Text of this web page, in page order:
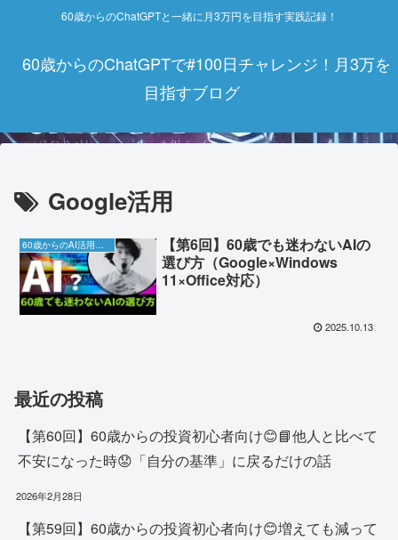
60歳からのChatGPTと一緒に月3万円を目指す実践記録！
60歳からのChatGPTで#100日チャレンジ！月3万を
目指すブログ
Google活用
【第6回】60歳でも迷わないAIの
選び方（Google×Windows
11×Office対応）
2025.10.13
最近の投稿
【第60回】60歳からの投資初心者向け😊📘他人と比べて
不安になった時😟「自分の基準」に戻るだけの話
2026年2月28日
【第59回】60歳からの投資初心者向け😊増えても減って